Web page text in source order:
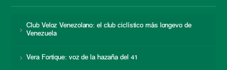
Club Veloz Venezolano: el club ciclístico más longevo de
Venezuela
Vera Fortique: voz de la hazaña del 41